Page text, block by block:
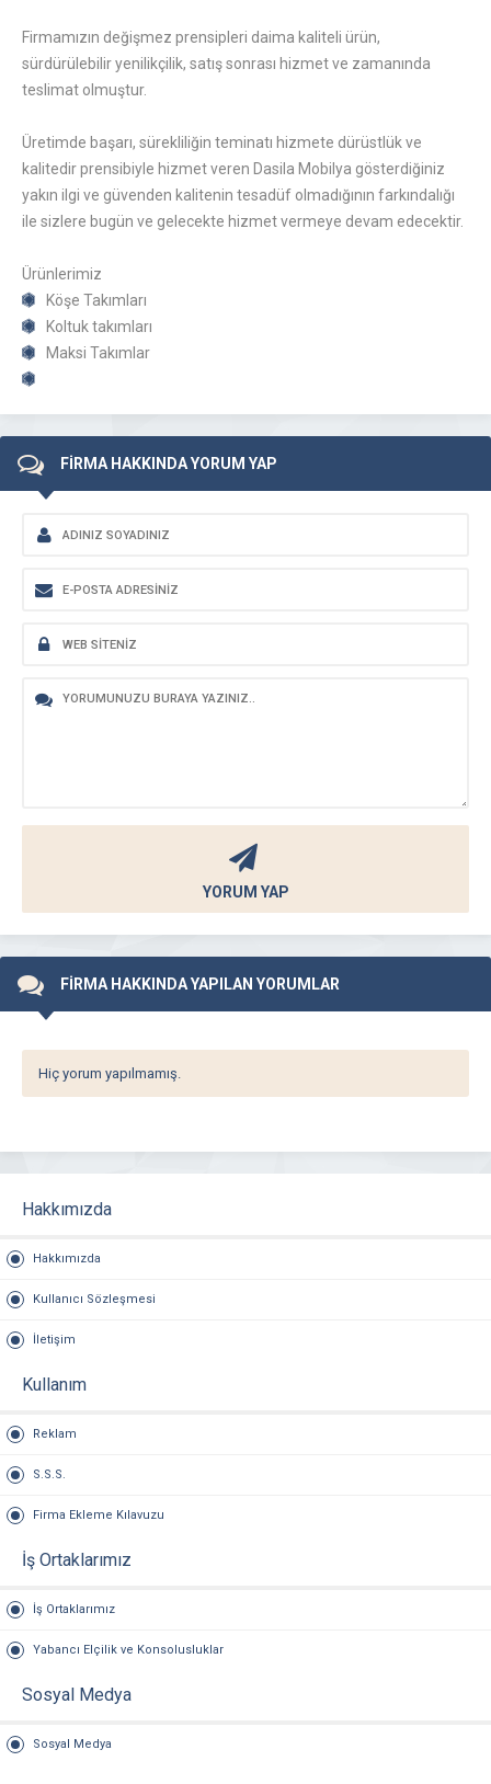
Firmamızın değişmez prensipleri daima kaliteli ürün,
sürdürülebilir yenilikçilik, satış sonrası hizmet ve zamanında
teslimat olmuştur.
Üretimde başarı, sürekliliğin teminatı hizmete dürüstlük ve
kalitedir prensibiyle hizmet veren Dasila Mobilya gösterdiğiniz
yakın ilgi ve güvenden kalitenin tesadüf olmadığının farkındalığı
ile sizlere bugün ve gelecekte hizmet vermeye devam edecektir.
Ürünlerimiz
Köşe Takımları
Koltuk takımları
Maksi Takımlar
FİRMA HAKKINDA YORUM YAP
YORUM YAP
FİRMA HAKKINDA YAPILAN YORUMLAR
Hiç yorum yapılmamış.
Hakkımızda
Hakkımızda
Kullanıcı Sözleşmesi
İletişim
Kullanım
Reklam
S.S.S.
Firma Ekleme Kılavuzu
İş Ortaklarımız
İş Ortaklarımız
Yabancı Elçilik ve Konsolusluklar
Sosyal Medya
Sosyal Medya